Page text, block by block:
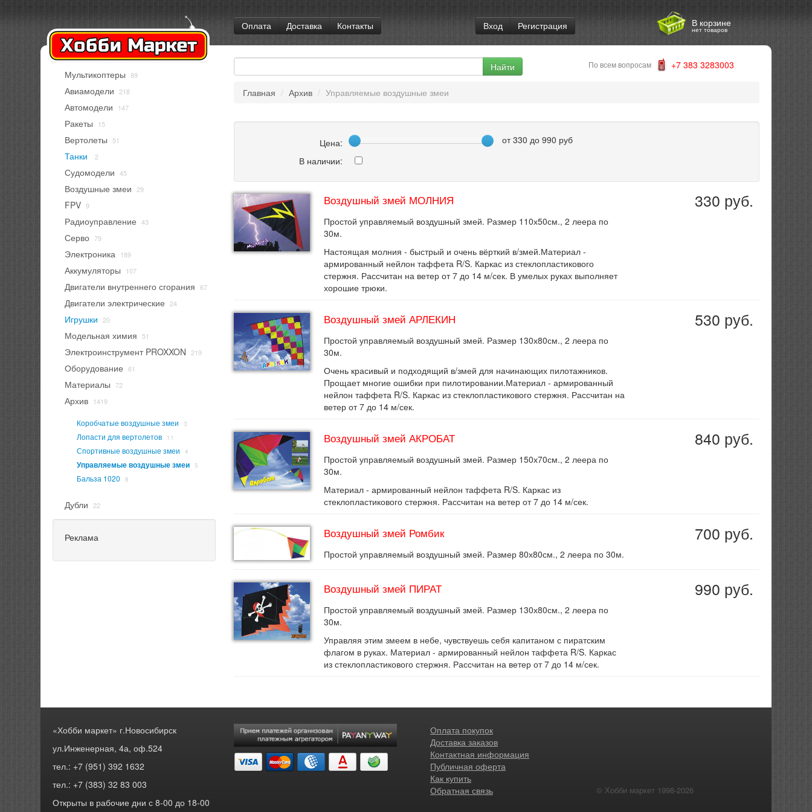
Оплата Доставка Контакты Вход Регистрация В корзине
нет товаров
Мультикоптеры 89
Авиамодели 218
Автомодели 147
Ракеты 15
Вертолеты 51
Танки 2
Судомодели 45
Воздушные змеи 29
FPV 9
Радиоуправление 43
Серво 79
Электроника 189
Аккумуляторы 107
Двигатели внутреннего сгорания 67
Двигатели электрические 24
Игрушки 20
Модельная химия 51
Электроинструмент PROXXON 219
Оборудование 61
Материалы 72
Архив 1419
Коробчатые воздушные змеи 3
Лопасти для вертолетов 11
Спортивные воздушные змеи 4
Управляемые воздушные змеи 5
Бальза 1020 8
Дубли 22
Реклама
По всем вопросам +7 383 3283003
Главная / Архив / Управляемые воздушные змеи
Цена: от330 до 990 руб
В наличии:
Воздушный змей МОЛНИЯ
Простой управляемый воздушный змей. Размер 110х50см., 2 леера по
30м.
Настоящая молния - быстрый и очень вёрткий в/змей.Материал -
армированный нейлон таффета R/S. Каркас из стеклопластикового
стержня. Рассчитан на ветер от 7 до 14 м/сек. В умелых руках выполняет
хорошие трюки.
330 руб.
Воздушный змей АРЛЕКИН
Простой управляемый воздушный змей. Размер 130х80см., 2 леера по
30м.
Очень красивый и подходящий в/змей для начинающих пилотажников.
Прощает многие ошибки при пилотировании.Материал - армированный
нейлон таффета R/S. Каркас из стеклопластикового стержня. Рассчитан на
ветер от 7 до 14 м/сек.
530 руб.
Воздушный змей АКРОБАТ
Простой управляемый воздушный змей. Размер 150х70см., 2 леера по
30м.
Материал - армированный нейлон таффета R/S. Каркас из
стеклопластикового стержня. Рассчитан на ветер от 7 до 14 м/сек.
840 руб.
Воздушный змей Ромбик
Простой управляемый воздушный змей. Размер 80х80см., 2 леера по 30м.
700 руб.
Воздушный змей ПИРАТ
Простой управляемый воздушный змей. Размер 130х80см., 2 леера по
30м.
Управляя этим змеем в небе, чувствуешь себя капитаном с пиратским
флагом в руках. Материал - армированный нейлон таффета R/S. Каркас
из стеклопластикового стержня. Рассчитан на ветер от 7 до 14 м/сек.
990 руб.
«Хобби маркет» г.Новосибирск
ул.Инженерная, 4а, оф.524
тел.: +7 (951) 392 1632
тел.: +7 (383) 32 83 003
Открыты в рабочие дни с 8-00 до 18-00
Оплата покупок
Доставка заказов
Контактная информация
Публичная оферта
Как купить
Обратная связь
© Хобби маркет 1998-2026